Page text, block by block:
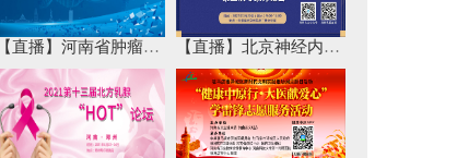
【直播】河南省肿瘤免... 【直播】北京神经内科...